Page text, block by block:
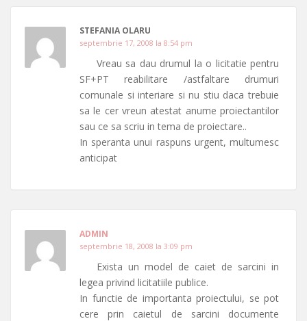
STEFANIA OLARU
septembrie 17, 2008 la 8:54 pm
Vreau sa dau drumul la o licitatie pentru
SF+PT reabilitare /astfaltare drumuri
comunale si interiare si nu stiu daca trebuie
sa le cer vreun atestat anume proiectantilor
sau ce sa scriu in tema de proiectare..
In speranta unui raspuns urgent, multumesc
anticipat
ADMIN
septembrie 18, 2008 la 3:09 pm
Exista un model de caiet de sarcini in
legea privind licitatiile publice.
In functie de importanta proiectului, se pot
cere prin caietul de sarcini documente